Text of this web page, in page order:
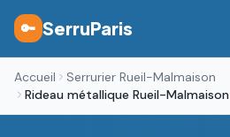
🔑 SerruParis
Accueil
Serrurier Rueil-Malmaison
Rideau métallique Rueil-Malmaison